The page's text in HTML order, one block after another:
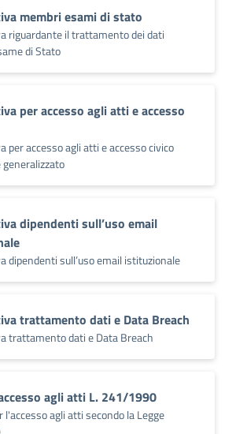
membri esami di stato
riguardante il trattamento dei dati
di Stato
per accesso agli atti e accesso
per accesso agli atti e accesso civico
dipendenti sull’uso email
dipendenti sull’uso email istituzionale
trattamento dati e Data Breach
trattamento dati e Data Breach
agli atti L. 241/1990
l'accesso agli atti secondo la Legge